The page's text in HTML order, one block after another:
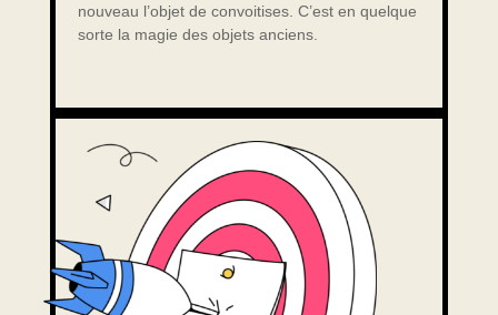
nouveau l’objet de convoitises. C’est en quelque
sorte la magie des objets anciens.